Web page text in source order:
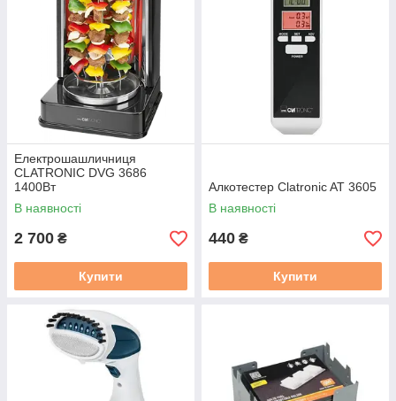
Електрошашличниця
CLATRONIC DVG 3686
1400Вт
В наявності
2 700 ₴
Купити
Алкотестер Clatronic AT 3605
В наявності
440 ₴
Купити